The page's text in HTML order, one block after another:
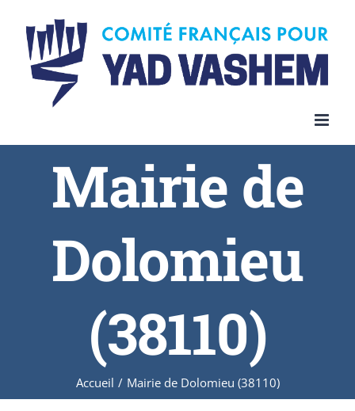
content
Mairie de
Dolomieu
(38110)
Accueil / Mairie de Dolomieu (38110)